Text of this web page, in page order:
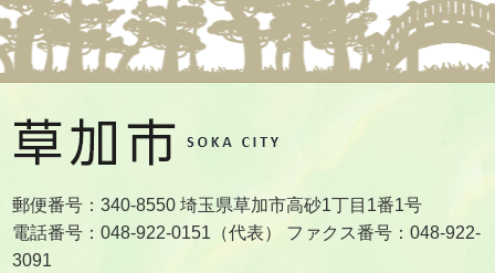
郵便番号：340-8550 埼玉県草加市高砂1丁目1番1号
電話番号：048-922-0151（代表） ファクス番号：048-922-
3091